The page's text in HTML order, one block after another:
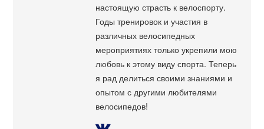
настоящую страсть к велоспорту.
Годы тренировок и участия в
различных велосипедных
мероприятиях только укрепили мою
любовь к этому виду спорта. Теперь
я рад делиться своими знаниями и
опытом с другими любителями
велосипедов!